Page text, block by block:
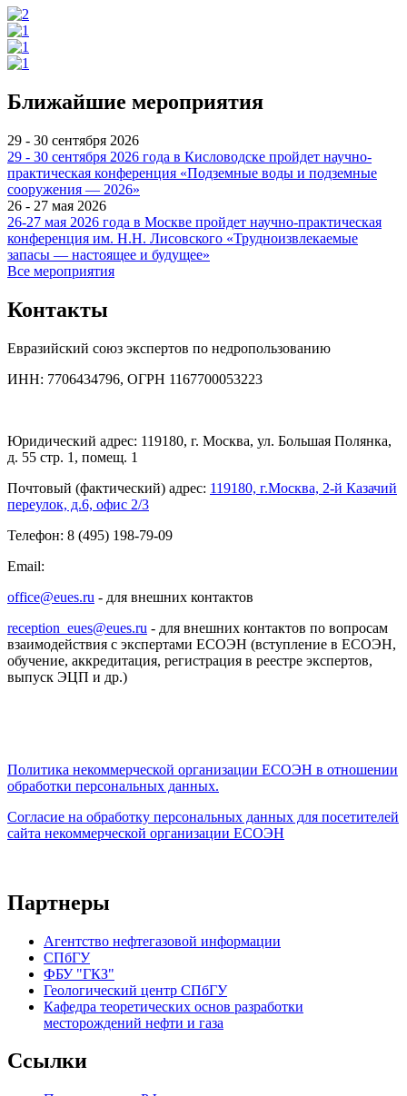
Ближайшие мероприятия
29 - 30 сентября 2026
29 - 30 сентября 2026 года в Кисловодске пройдет научно-
практическая конференция «Подземные воды и подземные
сооружения — 2026»
26 - 27 мая 2026
26-27 мая 2026 года в Москве пройдет научно-практическая
конференция им. Н.Н. Лисовского «Трудноизвлекаемые
запасы — настоящее и будущее»
Все мероприятия
Контакты
Евразийский союз экспертов по недропользованию
ИНН: 7706434796, ОГРН 1167700053223
Юридический адрес: 119180, г. Москва, ул. Большая Полянка,
д. 55 стр. 1, помещ. 1
Почтовый (фактический) адрес: 119180, г.Москва, 2-й Казачий
переулок, д.6, офис 2/3
Телефон: 8 (495) 198-79-09
Email:
office@eues.ru - для внешних контактов
reception_eues@eues.ru - для внешних контактов по вопросам
взаимодействия с экспертами ЕСОЭН (вступление в ЕСОЭН,
обучение, аккредитация, регистрация в реестре экспертов,
выпуск ЭЦП и др.)
Политика некоммерческой организации ЕСОЭН в отношении
обработки персональных данных.
Согласие на обработку персональных данных для посетителей
сайта некоммерческой организации ЕСОЭН
Партнеры
Агентство нефтегазовой информации
СПбГУ
ФБУ "ГКЗ"
Геологический центр СПбГУ
Кафедра теоретических основ разработки
месторождений нефти и газа
Ссылки